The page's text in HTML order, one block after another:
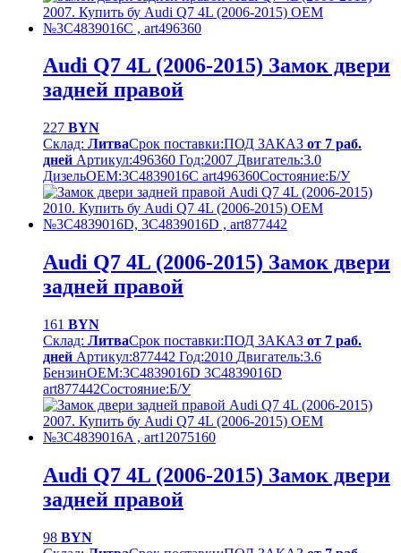
Audi Q7 4L (2006-2015) Замок двери
задней правой
227 BYN
Склад: ЛитваСрок поставки:ПОД ЗАКАЗ от 7 раб.
дней Артикул:496360 Год:2007 Двигатель:3.0
ДизельOEM:3C4839016C art496360Cостояние:Б/У
Audi Q7 4L (2006-2015) Замок двери
задней правой
161 BYN
Склад: ЛитваСрок поставки:ПОД ЗАКАЗ от 7 раб.
дней Артикул:877442 Год:2010 Двигатель:3.6
БензинOEM:3C4839016D 3C4839016D
art877442Cостояние:Б/У
Audi Q7 4L (2006-2015) Замок двери
задней правой
98 BYN